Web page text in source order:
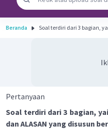
Beranda Soal terdiri dari 3 bagian,
Pertanyaan
Soal terdiri dari 3 bagian,
dan ALASAN yang disusun